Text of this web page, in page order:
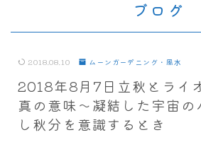
ブログ
2018.08.10 ムーンガーデニング・風水
2018年8月7日立秋とライ
真の意味～凝結した宇宙
し秋分を意識するとき